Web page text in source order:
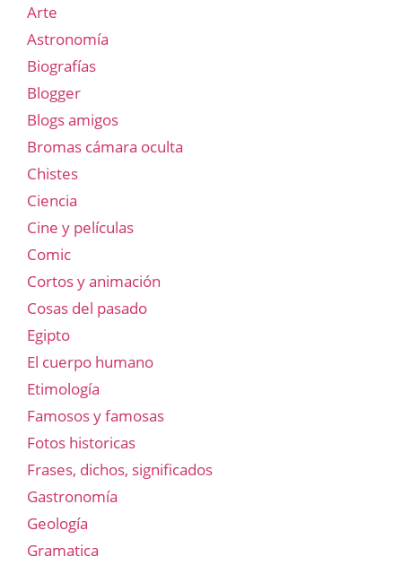
Arte
Astronomía
Biografías
Blogger
Blogs amigos
Bromas cámara oculta
Chistes
Ciencia
Cine y películas
Comic
Cortos y animación
Cosas del pasado
Egipto
El cuerpo humano
Etimología
Famosos y famosas
Fotos historicas
Frases, dichos, significados
Gastronomía
Geología
Gramatica